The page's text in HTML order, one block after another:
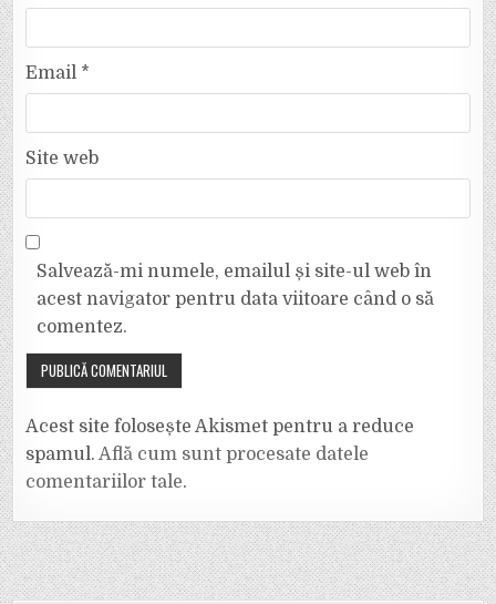
Email *
Site web
Salvează-mi numele, emailul și site-ul web în
acest navigator pentru data viitoare când o să
comentez.
Acest site folosește Akismet pentru a reduce
spamul. Află cum sunt procesate datele
comentariilor tale.